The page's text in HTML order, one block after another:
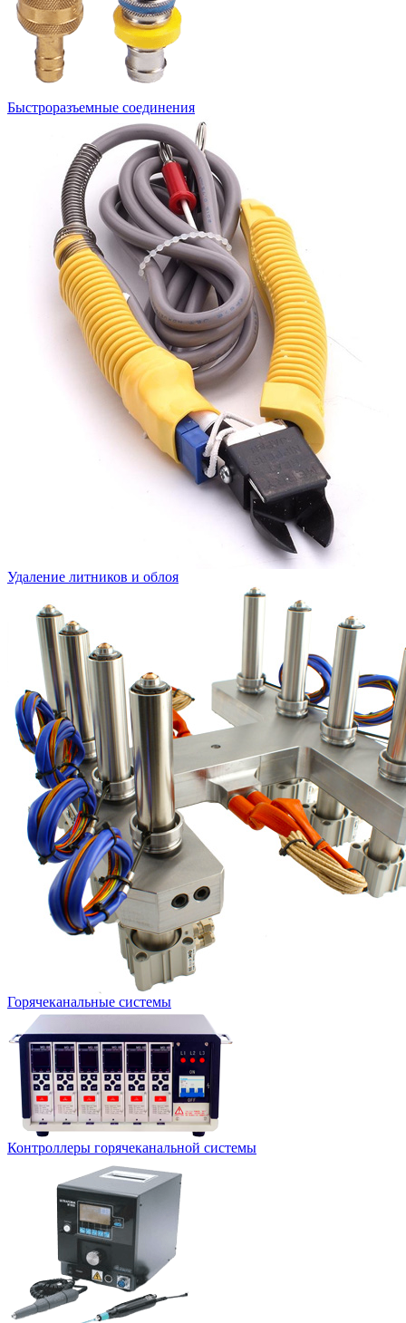
Быстроразъемные соединения
Удаление литников и облоя
Горячеканальные системы
Контроллеры горячеканальной системы